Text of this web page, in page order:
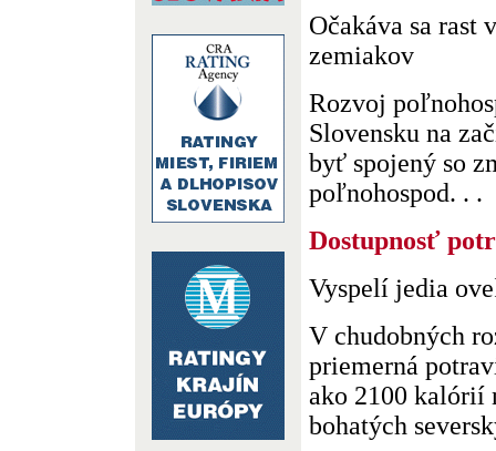
Očakáva sa rast
zemiakov
Rozvoj
Slovensku na
byť spojený so
poľnohospod. . .
Dostupnosť
Vyspelí jedia
V chudobných
priemerná
ako 2100 kalórií
bohatých